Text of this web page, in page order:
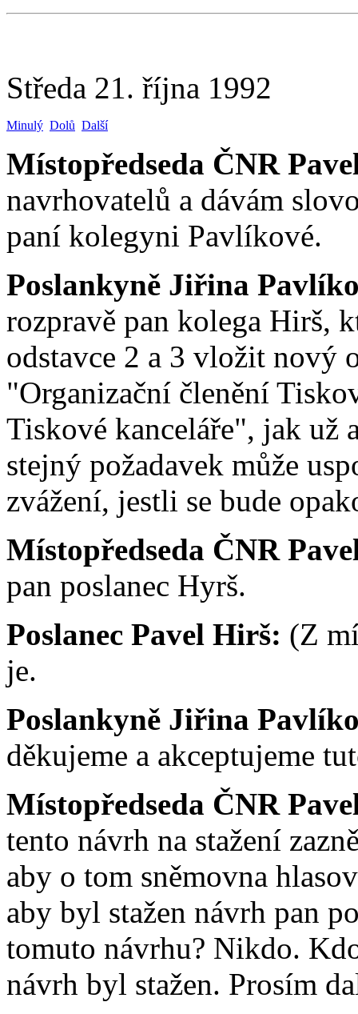
Středa 21. října 1992
Minulý Dolů Další
Místopředseda ČNR
navrhovatelů a dávám
paní kolegyni Pavlíkové.
Poslankyně Jiřina
rozpravě pan kolega Hirš,
odstavce 2 a 3 vložit nový
"Organizační členění
Tiskové kanceláře", jak už
stejný požadavek může
zvážení, jestli se bude
Místopředseda ČNR
pan poslanec Hyrš.
Poslanec Pavel Hirš: (Z
je.
Poslankyně Jiřina
děkujeme a akceptujeme
Místopředseda ČNR
tento návrh na stažení
aby o tom sněmovna
aby byl stažen návrh pan
tomuto návrhu? Nikdo.
návrh byl stažen. Prosím